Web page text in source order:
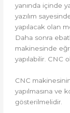
yanında içinde
yazılım
yapılacak olan
Daha sonra
makinesinde
yapılabilir. CNC
CNC
yapılmasına ve
gösterilmelidir.